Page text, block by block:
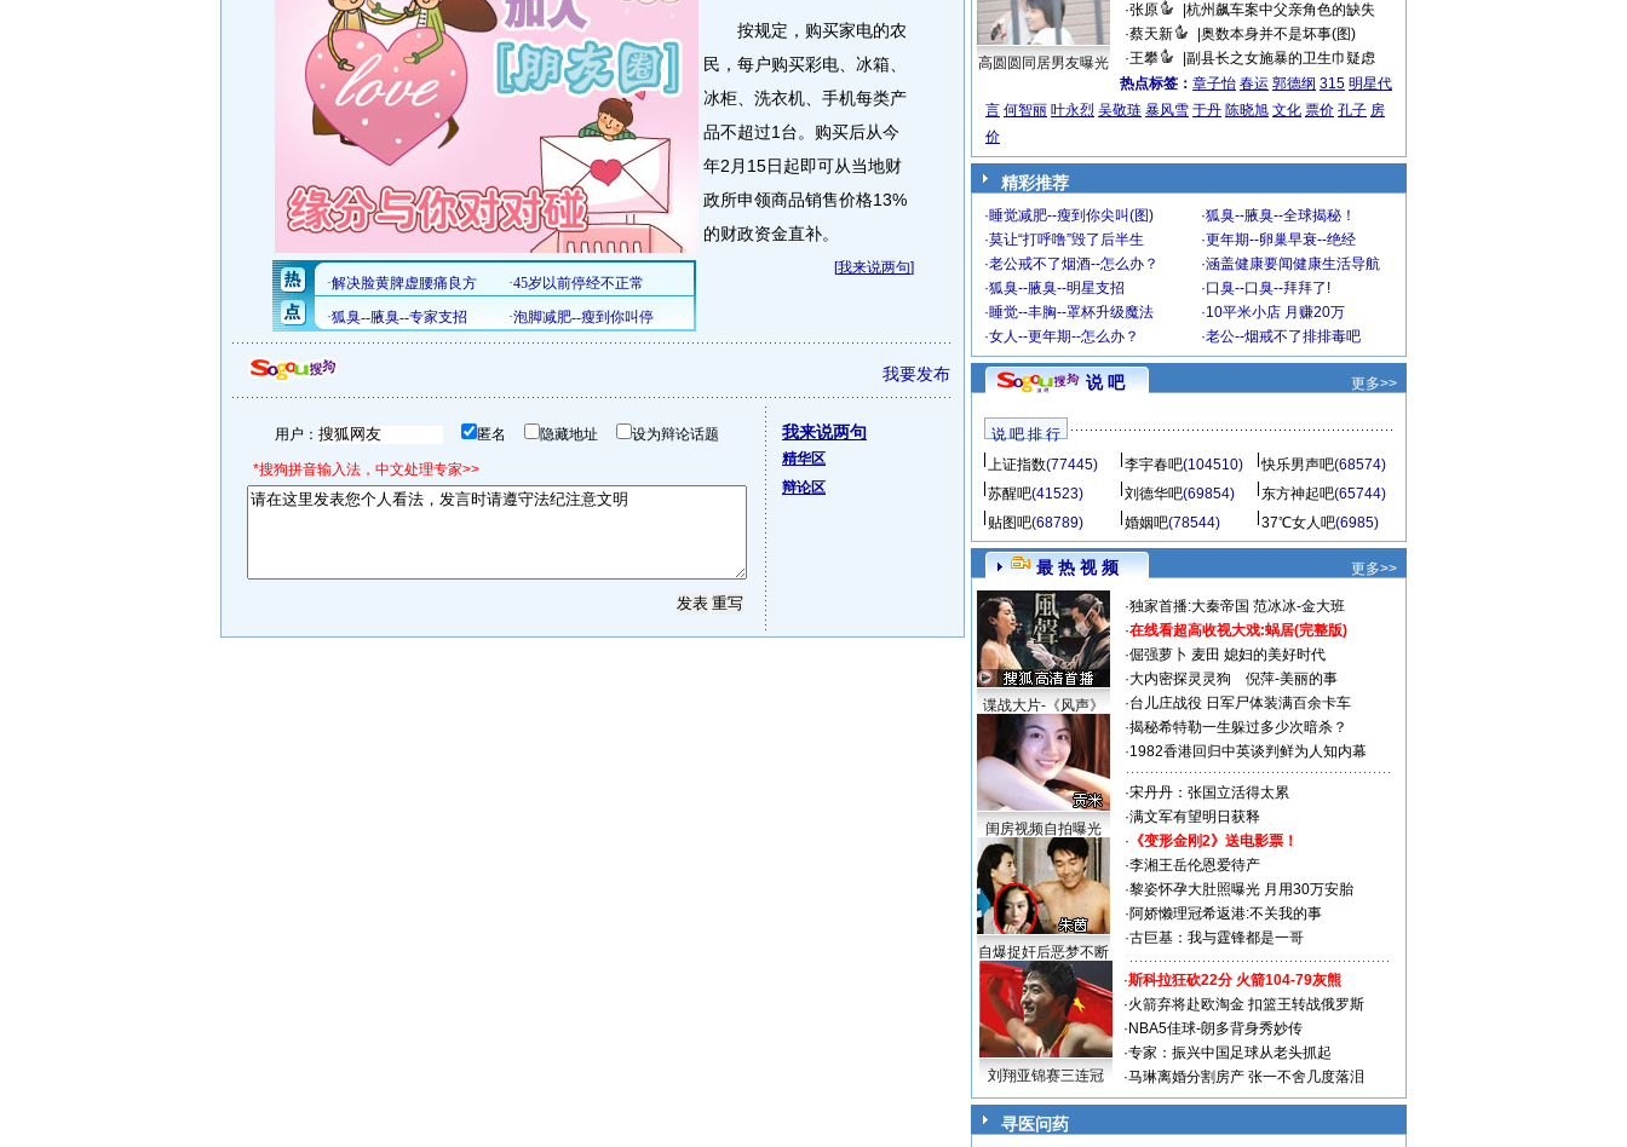
按规定，购买家电的农
民，每户购买彩电、冰箱、
冰柜、洗衣机、手机每类产
品不超过1台。购买后从今
年2月15日起即可从当地财
政所申领商品销售价格13%
的财政资金直补。
[我来说两句]
我要发布
用户： 匿名 隐藏地址 设为辩论话题
*搜狗拼音输入法，中文处理专家>>
我来说两句
精华区
辩论区
高圆圆同居男友曝光
·张原
杭州飙车案中父亲角色的缺失
·蔡天新
奥数本身并不是坏事(图)
·王攀
副县长之女施暴的卫生巾疑虑
热点标签： 章子怡 春运 郭德纲 315 明星代
言 何智丽 叶永烈 吴敬琏 暴风雪 于丹 陈晓旭 文化 票价 孔子 房
价
精彩推荐
·睡觉减肥--瘦到你尖叫(图) ·狐臭--腋臭--全球揭秘！
·莫让“打呼噜”毁了后半生 ·更年期--卵巢早衰--绝经
·老公戒不了烟酒--怎么办？ ·涵盖健康要闻健康生活导航
·狐臭--腋臭--明星支招 ·口臭--口臭--拜拜了!
·睡觉--丰胸--罩杯升级魔法 ·10平米小店 月赚20万
·女人--更年期--怎么办？ ·老公--烟戒不了排排毒吧
说 吧 更多>>
说 吧 排 行
上证指数(77445) 李宇春吧(104510) 快乐男声吧(68574)
苏醒吧(41523) 刘德华吧(69854) 东方神起吧(65744)
贴图吧(68789) 婚姻吧(78544) 37℃女人吧(6985)
最 热 视 频 更多>>
谍战大片-《风声》
闺房视频自拍曝光
自爆捉奸后恶梦不断
·独家首播:大秦帝国 范冰冰-金大班
·在线看超高收视大戏:蜗居(完整版)
·倔强萝卜 麦田 媳妇的美好时代
·大内密探灵灵狗
倪萍-美丽的事
·台儿庄战役 日军尸体装满百余卡车
·揭秘希特勒一生躲过多少次暗杀？
·1982香港回归中英谈判鲜为人知内幕
·宋丹丹：张国立活得太累
·满文军有望明日获释
· 《变形金刚2》送电影票！
·李湘王岳伦恩爱待产
·黎姿怀孕大肚照曝光 月用30万安胎
·阿娇懒理冠希返港:不关我的事
·古巨基：我与霆锋都是一哥
刘翔亚锦赛三连冠
·斯科拉狂砍22分 火箭104-79灰熊
·火箭弃将赴欧淘金 扣篮王转战俄罗斯
· NBA5佳球-朗多背身秀妙传
·专家：振兴中国足球从老头抓起
·马琳离婚分割房产 张一不舍几度落泪
寻医问药